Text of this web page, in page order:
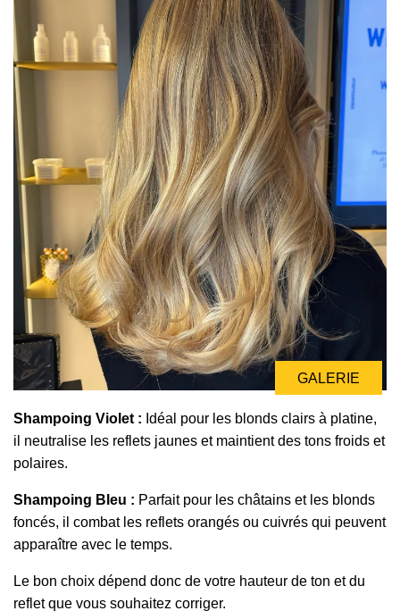
GALERIE
Shampoing Violet : Idéal pour les blonds clairs à platine,
il neutralise les reflets jaunes et maintient des tons froids et
polaires.
Shampoing Bleu : Parfait pour les châtains et les blonds
foncés, il combat les reflets orangés ou cuivrés qui peuvent
apparaître avec le temps.
Le bon choix dépend donc de votre hauteur de ton et du
reflet que vous souhaitez corriger.